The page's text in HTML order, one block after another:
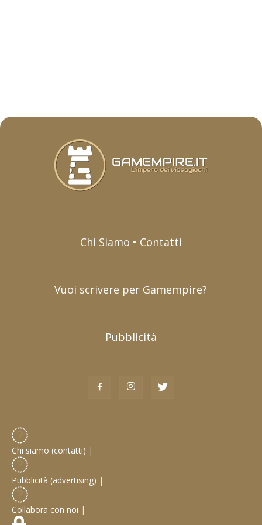
Chi Siamo • Contatti
Vuoi scrivere per Gamempire?
Pubblicità
Chi siamo (contatti) |
Pubblicità (advertising) |
Collabora con noi |